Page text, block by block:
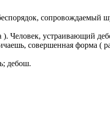
встреча
проживание.
РФ!
профиле.
Человек, устраивающий
совершенная форма (
дебош.